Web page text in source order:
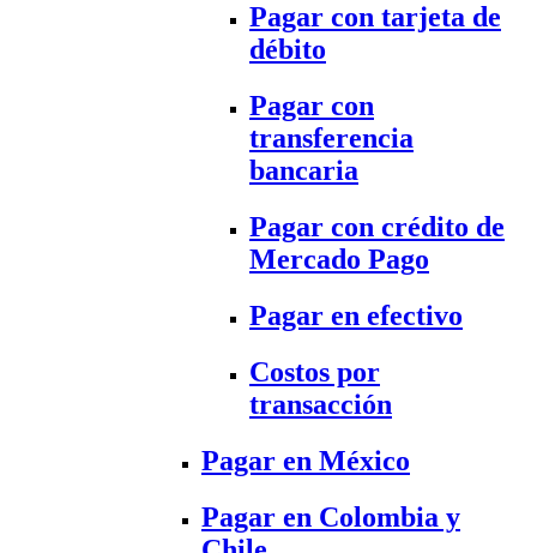
Pagar con tarjeta de
débito
Pagar con
transferencia
bancaria
Pagar con crédito de
Mercado Pago
Pagar en efectivo
Costos por
transacción
Pagar en México
Pagar en Colombia y